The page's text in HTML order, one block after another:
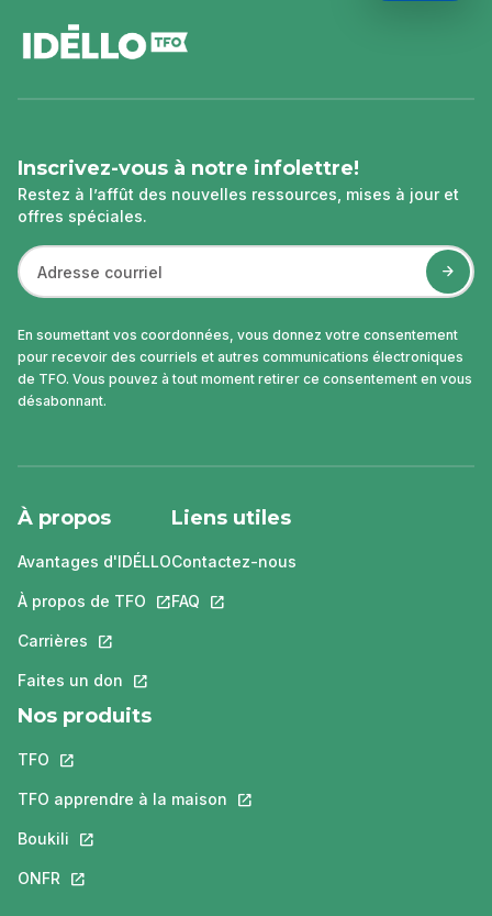
de
page
Inscrivez-vous à notre infolettre!
Restez à l’affût des nouvelles ressources, mises à jour et
offres spéciales.
En soumettant vos coordonnées, vous donnez votre consentement
pour recevoir des courriels et autres communications électroniques
de TFO. Vous pouvez à tout moment retirer ce consentement en vous
désabonnant.
À propos
Avantages d'IDÉLLO
À propos de TFO Ce lien s'ouvrira dans un nouvel onglet.
Carrières Ce lien s'ouvrira dans un nouvel onglet.
Faites un don Ce lien s'ouvrira dans un nouvel onglet.
Liens utiles
Contactez-nous
FAQ Ce lien s'ouvrira dans un nouvel
Nos produits
TFO Ce lien s'ouvrira dans un nouvel onglet.
TFO apprendre à la maison Ce lien s'ouvrira dans un nouvel
Boukili Ce lien s'ouvrira dans un nouvel onglet.
ONFR Ce lien s'ouvrira dans un nouvel onglet.